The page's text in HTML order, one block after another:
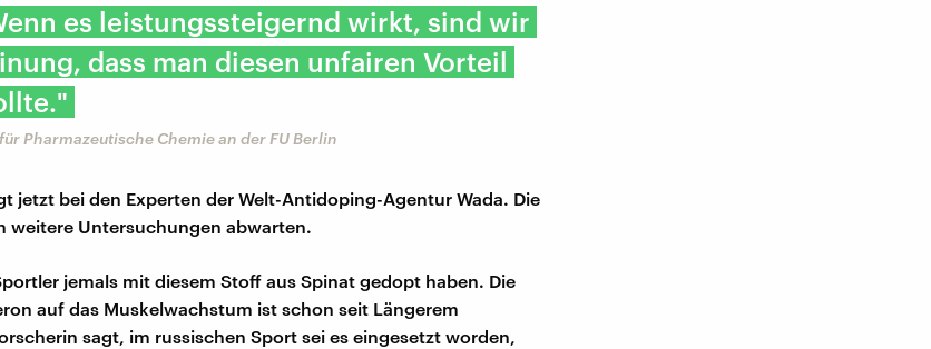
es leistungssteigernd wirkt, sind wir
dass man diesen unfairen Vorteil
Pharmazeutische Chemie an der FU Berlin
jetzt bei den Experten der Welt-Antidoping-Agentur Wada. Die
weitere Untersuchungen abwarten.
jemals mit diesem Stoff aus Spinat gedopt haben. Die
auf das Muskelwachstum ist schon seit Längerem
sagt, im russischen Sport sei es eingesetzt worden,